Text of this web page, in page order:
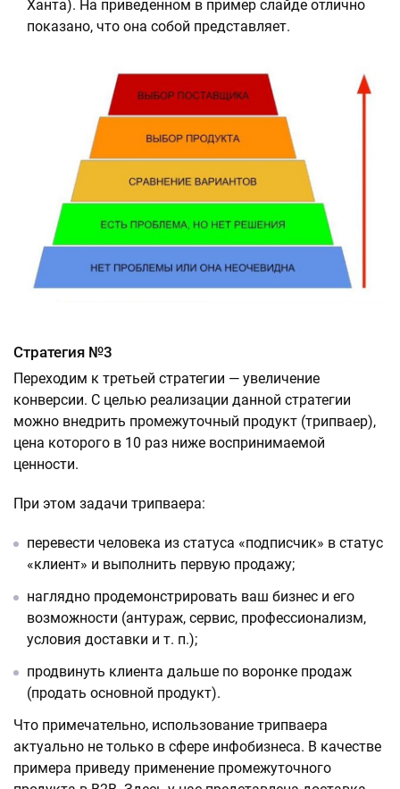
Ханта). На приведенном в пример слайде отлично
показано, что она собой представляет.
Стратегия №3
Переходим к третьей стратегии — увеличение
конверсии. С целью реализации данной стратегии
можно внедрить промежуточный продукт (трипваер),
цена которого в 10 раз ниже воспринимаемой
ценности.
При этом задачи трипваера:
перевести человека из статуса «подписчик» в статус
«клиент» и выполнить первую продажу;
наглядно продемонстрировать ваш бизнес и его
возможности (антураж, сервис, профессионализм,
условия доставки и т. п.);
продвинуть клиента дальше по воронке продаж
(продать основной продукт).
Что примечательно, использование трипваера
актуально не только в сфере инфобизнеса. В качестве
примера приведу применение промежуточного